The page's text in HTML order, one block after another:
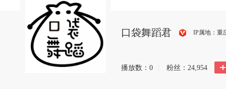
口袋舞蹈君
狐
IP属地：重
播放数： 0 粉丝： 24,954